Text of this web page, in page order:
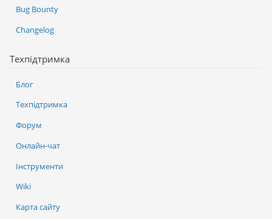
Bug Bounty
Changelog
Техпідтримка
Блог
Техпідтримка
Форум
Онлайн-чат
Інструменти
Wiki
Карта сайту